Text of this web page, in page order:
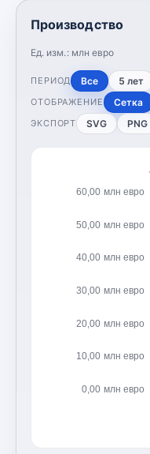
Производство
Ед. изм.: млн евро
ПЕРИОД Все 5 лет
ОТОБРАЖЕНИЕ Сетка
ЭКСПОРТ SVG PNG
0,00 млн евро
10,00 млн евро
20,00 млн евро
30,00 млн евро
40,00 млн евро
50,00 млн евро
60,00 млн евро